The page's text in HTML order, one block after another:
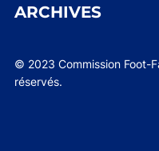
ARCHIVES
© 2023 Commission Foot-
réservés.